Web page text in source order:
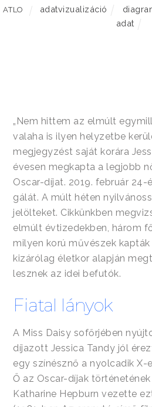
ATLO adatvizualizáció
adat
„Nem hittem az elmúlt
valaha is ilyen helyzetbe
megjegyzést saját korára
évesen megkapta a legjobb
Oscar-díjat. 2019. február 24-
gálát. A múlt héten
jelölteket. Cikkünkben
elmúlt évtizedekben, három
milyen korú művészek kapták
kizárólag életkor alapján
lesznek az idei befutók.
Fiatal lányok
A Miss Daisy sofőrjében
díjazott Jessica Tandy jól
egy színésznő a nyolcadik X-
Ő az Oscar-díjak
Katharine Hepburn vezette